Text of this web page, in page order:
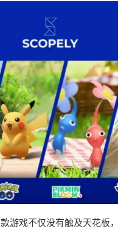
游戏不仅没有触及天花板